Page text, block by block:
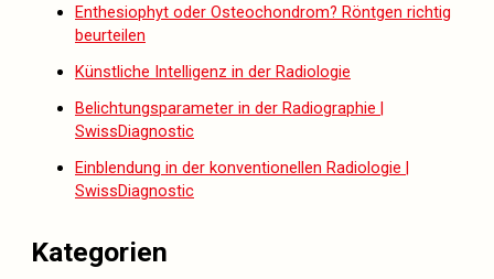
Enthesiophyt oder Osteochondrom? Röntgen richtig
beurteilen
Künstliche Intelligenz in der Radiologie
Belichtungsparameter in der Radiographie |
SwissDiagnostic
Einblendung in der konventionellen Radiologie |
SwissDiagnostic
Kategorien